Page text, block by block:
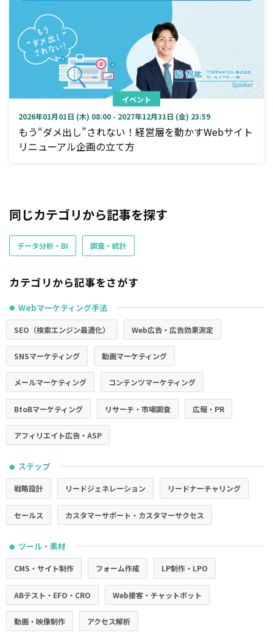
イベント
2026年01月01日 (木) 08:00 - 2027年12月31日 (金) 23:59
もう“ダメ出し”されない！経営層を動かすWebサイト
リニューアル企画の立て方
同じカテゴリから記事を探す
データ分析・BI 調査・統計
カテゴリから記事をさがす
● Webマーケティング手法
SEO（検索エンジン最適化） Web広告・広告効果測定
SNSマーケティング 動画マーケティング
メールマーケティング コンテンツマーケティング
BtoBマーケティング リサーチ・市場調査 広報・PR
アフィリエイト広告・ASP
● ステップ
戦略設計 リードジェネレーション リードナーチャリング
セールス カスタマーサポート・カスタマーサクセス
● ツール・素材
CMS・サイト制作 フォーム作成 LP制作・LPO
ABテスト・EFO・CRO Web接客・チャットボット
動画・映像制作 アクセス解析